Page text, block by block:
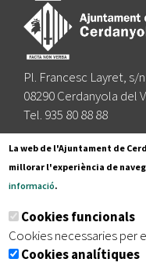
Pl. Francesc Layret, s/n
08290 Cerdanyola del
Tel. 935 80 88 88
Segueix-nos a:
Subscriu-te al
Inici | Avís legal |
La web de l'Ajuntament de
millorar l'experiència de
informació.
Cookies funcionals
Cookies necessaries per
Cookies analítiques